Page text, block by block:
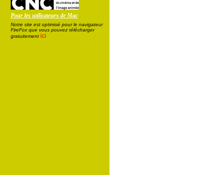
Pour les utilisateurs de Mac
Notre site est optimisé pour le navigateur
FireFox que vous pouvez télécharger
gratuitement ici